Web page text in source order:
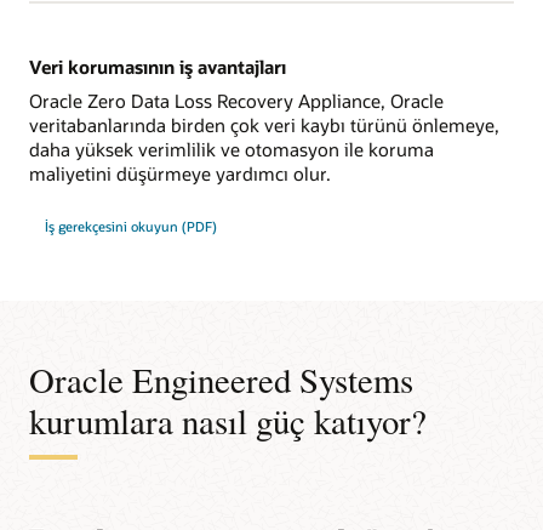
Veri korumasının iş avantajları
Oracle Zero Data Loss Recovery Appliance, Oracle
veritabanlarında birden çok veri kaybı türünü önlemeye,
daha yüksek verimlilik ve otomasyon ile koruma
maliyetini düşürmeye yardımcı olur.
İş gerekçesini okuyun (PDF)
Oracle Engineered Systems
kurumlara nasıl güç katıyor?